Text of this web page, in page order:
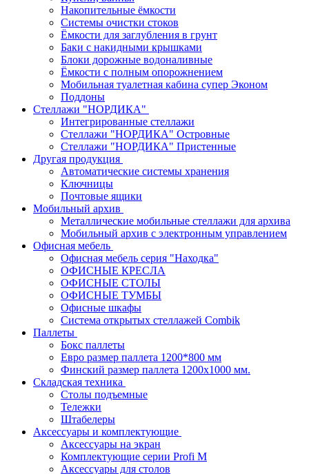
Накопительные ёмкости
Системы очистки стоков
Ёмкости для заглубления в грунт
Баки с накидными крышками
Блоки дорожные водоналивные
Ёмкости с полным опорожнением
Мобильная туалетная кабина супер Эконом
Поддоны
Стеллажи "НОРДИКА"
Интегрированные стеллажи
Стеллажи "НОРДИКА" Островные
Стеллажи "НОРДИКА" Пристенные
Другая продукция
Автоматические системы хранения
Ключницы
Почтовые ящики
Мобильный архив
Металлические мобильные стеллажи для архива
Мобильный архив с электронным управлением
Офисная мебель
Офисная мебель серия "Находка"
ОФИСНЫЕ КРЕСЛА
ОФИСНЫЕ СТОЛЫ
ОФИСНЫЕ ТУМБЫ
Офисные шкафы
Система открытых стеллажей Combik
Паллеты
Бокс паллеты
Евро размер паллета 1200*800 мм
Финский размер паллета 1200х1000 мм.
Складская техника
Столы подъемные
Тележки
Штабелеры
Аксессуары и комплектующие
Аксессуары на экран
Комплектующие серии Profi M
Аксессуары для столов